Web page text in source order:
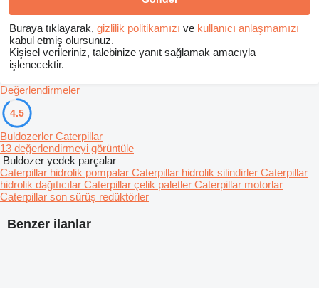
Buraya tıklayarak, gizlilik politikamızı ve kullanıcı anlaşmamızı
kabul etmiş olursunuz.
Kişisel verileriniz, talebinize yanıt sağlamak amacıyla
işlenecektir.
Benzer ilanlar
Değerlendirmeler
4.5
Buldozerler Caterpillar
13 değerlendirmeyi görüntüle
Buldozer yedek parçalar
Caterpillar hidrolik pompalar Caterpillar hidrolik silindirler Caterpillar
hidrolik dağıtıcılar Caterpillar çelik paletler Caterpillar motorlar
Caterpillar son sürüş redüktörler